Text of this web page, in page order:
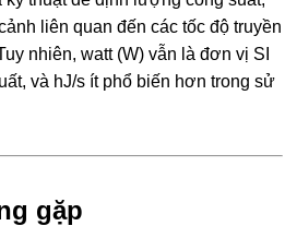
liên quan đến các tốc độ truyền
nhiên, watt (W) vẫn là đơn vị SI
và hJ/s ít phổ biến hơn trong sử
gặp